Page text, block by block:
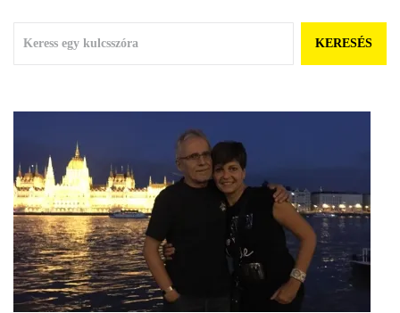
KERESÉS